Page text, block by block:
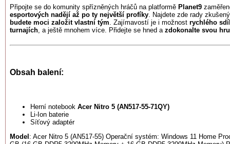
Připojte se do komunity spřízněných hráčů na platformě Planet9
esportových nadějí až po ty největší profíky . Najdete zde rady
budete moci založit vlastní tým . Zajímavostí je i možnost rychlého
turnajích , a ještě mnohem více. Přidejte se hned a zdokonalte svou
Obsah balení:
Herní notebook Acer Nitro 5 (AN517-55-71QY)
Li-Ion baterie
Síťový adaptér
Model : Acer Nitro 5 (AN517-55) Operační systém: Windows 11 Home